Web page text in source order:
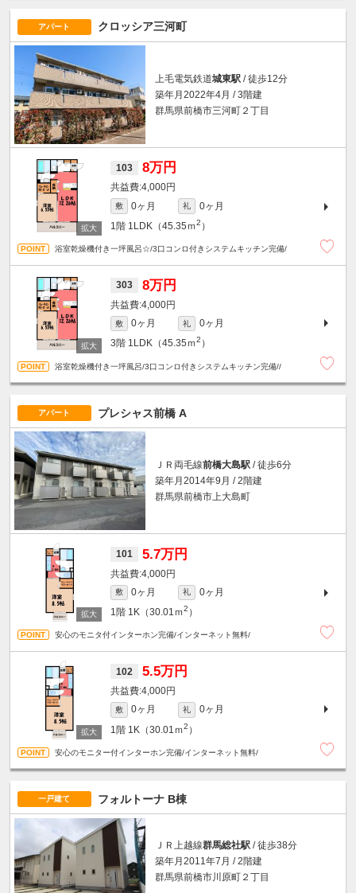
アパート クロッシア三河町
上毛電気鉄道城東駅 / 徒歩12分
築年月2022年4月 / 3階建
群馬県前橋市三河町２丁目
103 8万円
4,000円
敷 0ヶ月 礼
0ヶ月
1階 1LDK（45.35ｍ2 ）
浴室乾燥機付き一坪風呂☆/3口コンロ付きシステムキッチン完備/
303 8万円
4,000円
敷 0ヶ月 礼
0ヶ月
3階 1LDK（45.35ｍ2 ）
浴室乾燥機付き一坪風呂/3口コンロ付きシステムキッチン完備//
アパート プレシャス前橋 A
ＪＲ両毛線前橋大島駅 / 徒歩6分
築年月2014年9月 / 2階建
群馬県前橋市上大島町
101 5.7万円
4,000円
敷 0ヶ月 礼
0ヶ月
1階 1K（30.01ｍ2 ）
安心のモニタ付インターホン完備/インターネット無料/
102 5.5万円
4,000円
敷 0ヶ月 礼
0ヶ月
1階 1K（30.01ｍ2 ）
安心のモニター付インターホン完備/インターネット無料/
一戸建て フォルトーナ B棟
ＪＲ上越線群馬総社駅 / 徒歩38分
築年月2011年7月 / 2階建
群馬県前橋市川原町２丁目